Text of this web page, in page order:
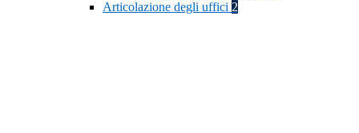
Articolazione degli uffici 2